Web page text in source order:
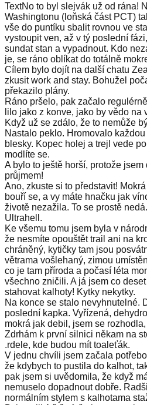
TextNo to byl slejvák už od rána!
Washingtonu (loňská část PCT)
vše do puntíku sbalit rovnou ve
vystoupit ven, až v tý poslední
sundat stan a vypadnout. Kdo
je, se ráno oblíkat do totálně
Cílem bylo dojít na další chatu
zkusit work and stay. Bohužel
překazilo plány.
Ráno pršelo, pak začalo
lilo jako z konve, jako by vědo na
Když už se zdálo, že to nemůže
Nastalo peklo. Hromovalo
blesky. Kopec holej a trejl vede
modlíte se.
A bylo to ještě horší, protože
průjmem!
Ano, zkuste si to představit!
bouří se, a vy máte hnačku jak
životě nezažila. To se prostě
Ultrahell.
Ke všemu tomu jsem byla v
že nesmíte opouštět trail ani na
chráněný, kytičky tam jsou
větrama vošlehaný, zimou
co je tam příroda a počasí léta
všechno zničili. A já jsem co
stahovat kalhoty! Kytky nekytky.
Na konce se stalo nevyhnutelné.
poslední kapka. Vyřízená,
mokrá jak debil, jsem se
Zdrhám k první silnici někam na
.rdele, kde budou mít toaleťák.
V jednu chvíli jsem začala
že kdybych to pustila do kalhot,
pak jsem si uvědomila, že když
nemuselo dopadnout dobře.
normálním stylem s kalhotama